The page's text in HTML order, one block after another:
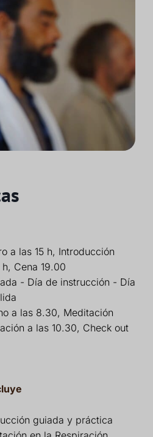
a las 15 h, Introducción
h, Cena 19.00
- Día de instrucción - Día
a las 8.30, Meditación
a las 10.30, Check out
guiada y práctica